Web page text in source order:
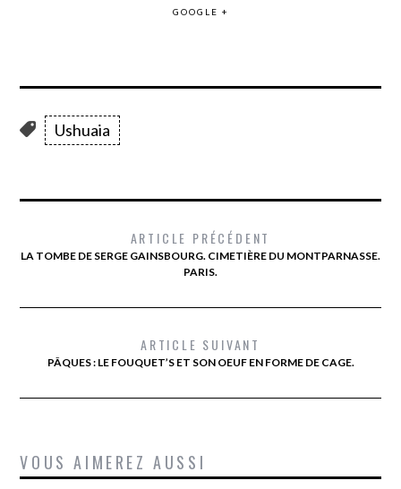
GOOGLE +
Ushuaia
ARTICLE PRÉCÉDENT
LA TOMBE DE SERGE GAINSBOURG. CIMETIÈRE DU MONTPARNASSE.
PARIS.
ARTICLE SUIVANT
PÂQUES : LE FOUQUET’S ET SON OEUF EN FORME DE CAGE.
VOUS AIMEREZ AUSSI